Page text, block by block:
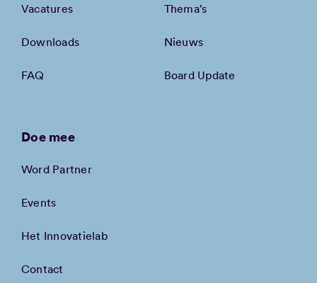
Vacatures
Downloads
FAQ
Thema’s
Nieuws
Board Update
Doe mee
Word Partner
Events
Het Innovatielab
Contact